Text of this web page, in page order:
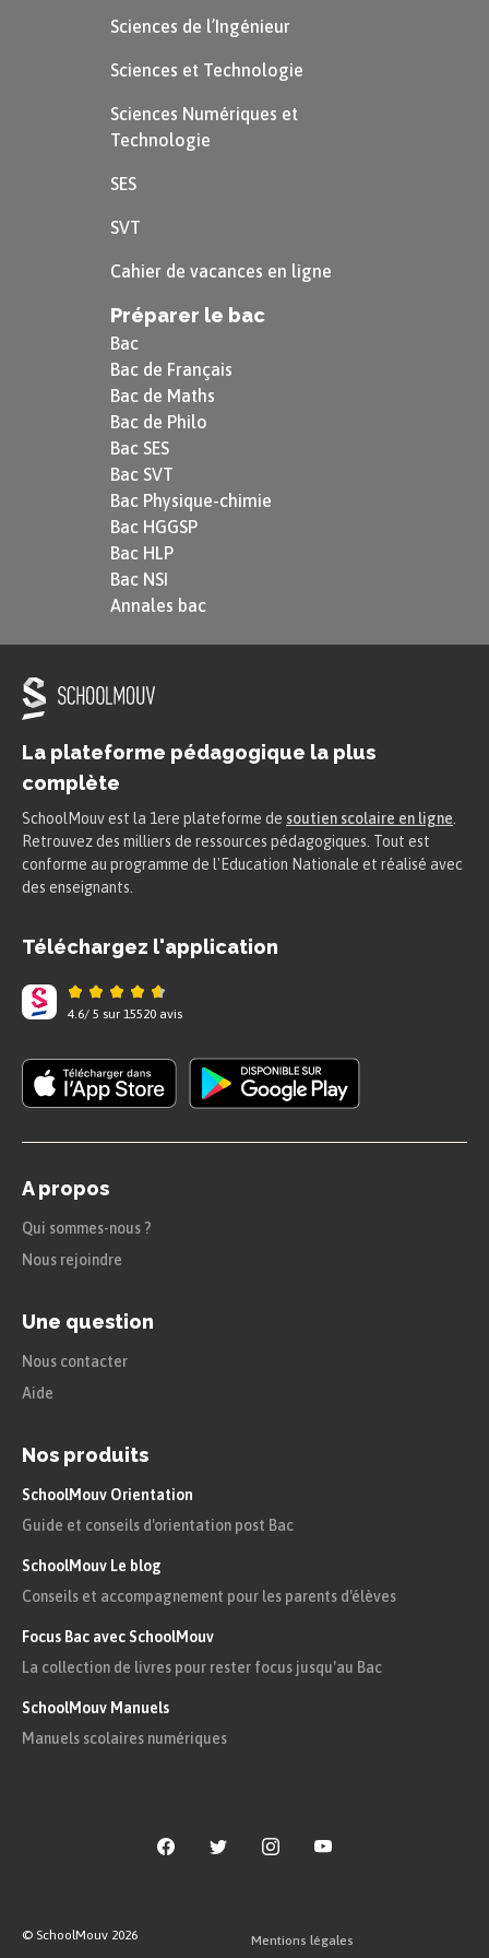
Dialogues des morts , 1700
« La curiosité des enfants est un penchant de la
nature, qui va comme au-devant de l’instruction ;
ne manquez pas d’en profiter. »
Sciences de l’Ingénieur
Sciences et Technologie
Sciences Numériques et
Technologie
SES
SVT
Cahier de vacances en ligne
Préparer le bac
Bac
Bac de Français
Bac de Maths
Bac de Philo
Bac SES
Bac SVT
Bac Physique-chimie
Bac HGGSP
Bac HLP
Bac NSI
Annales bac
La plateforme pédagogique la plus
complète
SchoolMouv est la 1ere plateforme de soutien scolaire en ligne
Retrouvez des milliers de ressources pédagogiques. Tout est
conforme au programme de l'Education Nationale et réalisé avec
des enseignants.
Téléchargez l'application
4.6/ 5 sur 15520 avis
A propos
Qui sommes-nous ?
Nous rejoindre
Une question
Nous contacter
Aide
Nos produits
SchoolMouv Orientation
Guide et conseils d'orientation post Bac
SchoolMouv Le blog
Conseils et accompagnement pour les parents d'élèves
Focus Bac avec SchoolMouv
La collection de livres pour rester focus jusqu'au Bac
SchoolMouv Manuels
Manuels scolaires numériques
© SchoolMouv 2026 Mentions légales